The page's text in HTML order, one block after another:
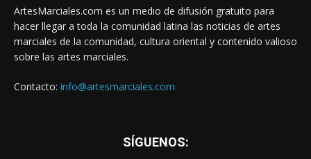
ArtesMarciales.com es un medio de difusión gratuito para
hacer llegar a toda la comunidad latina las noticias de artes
marciales de la comunidad, cultura oriental y contenido valioso
sobre las artes marciales.
Contacto: info@artesmarciales.com
SÍGUENOS: